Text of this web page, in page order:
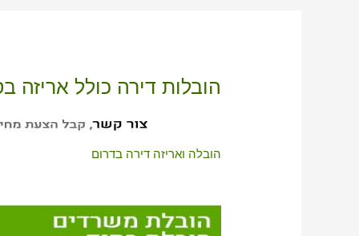
הובלות דירה כולל אריזה
הובלה ואריזה דירה בדרום